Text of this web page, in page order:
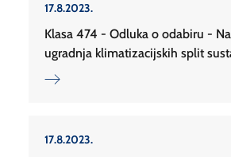
17.8.2023.
Klasa 474 - Odluka o odabiru -
ugradnja klimatizacijskih split
17.8.2023.